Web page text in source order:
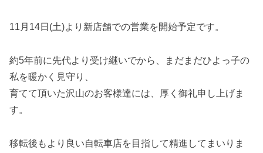
11月14日(土)より新店舗での営業を開始予定です。
約5年前に先代より受け継いでから、まだまだひよっ子の
私を暖かく見守り、
育てて頂いた沢山のお客様達には、厚く御礼申し上げま
す。
移転後もより良い自転車店を目指して精進してまいりま